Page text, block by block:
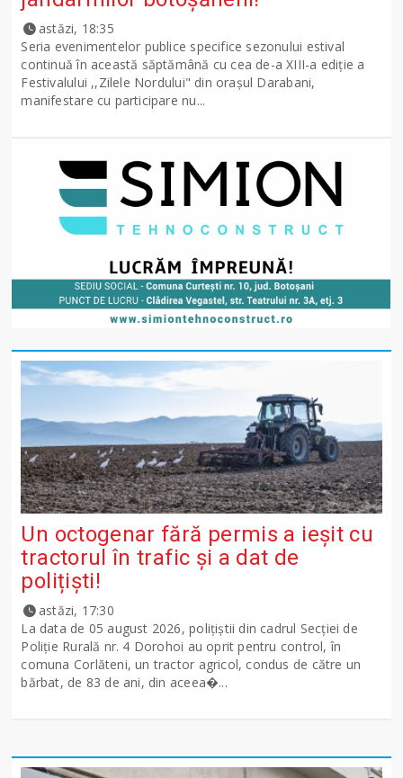
astăzi, 18:35
Seria evenimentelor publice specifice sezonului estival
continuă în această săptămână cu cea de-a XIII-a ediție a
Festivalului ,,Zilele Nordului" din orașul Darabani,
manifestare cu participare nu...
Un octogenar fără permis a ieșit cu
tractorul în trafic și a dat de
polițiști!
astăzi, 17:30
La data de 05 august 2026, polițiștii din cadrul Secției de
Poliție Rurală nr. 4 Dorohoi au oprit pentru control, în
comuna Corlăteni, un tractor agricol, condus de către un
bărbat, de 83 de ani, din aceea�...